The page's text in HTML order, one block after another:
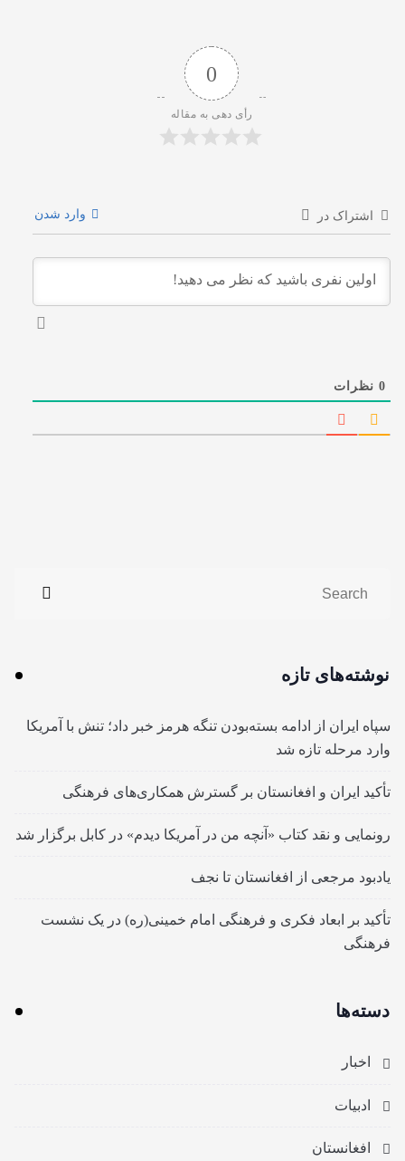
0
رأی دهی به مقاله
اشتراک در وارد شدن
0نظرات
نوشته‌های تازه
سپاه ایران از ادامه بسته‌بودن تنگه هرمز خبر داد؛ تنش با آمریکا
وارد مرحله تازه شد
تأکید ایران و افغانستان بر گسترش همکاری‌های فرهنگی
رونمایی و نقد کتاب «آنچه من در آمریکا دیدم» در کابل برگزار شد
یادبود مرجعی از افغانستان تا نجف
تأکید بر ابعاد فکری و فرهنگی امام خمینی(ره) در یک نشست
فرهنگی
دسته‌ها
اخبار
ادبیات
افغانستان